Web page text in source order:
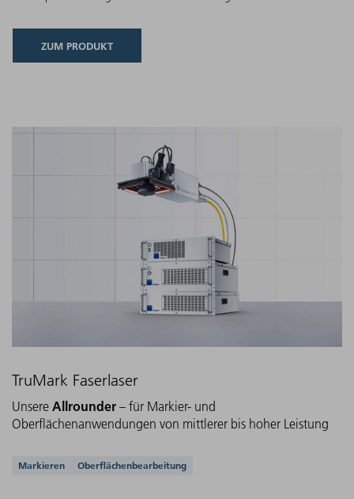
ZUM PRODUKT
TruMark Faserlaser
Unsere Allrounder – für Markier- und
Oberflächenanwendungen von mittlerer bis hoher Leistung
Unterstützte Anwendungen
Markieren Oberflächenbearbeitung